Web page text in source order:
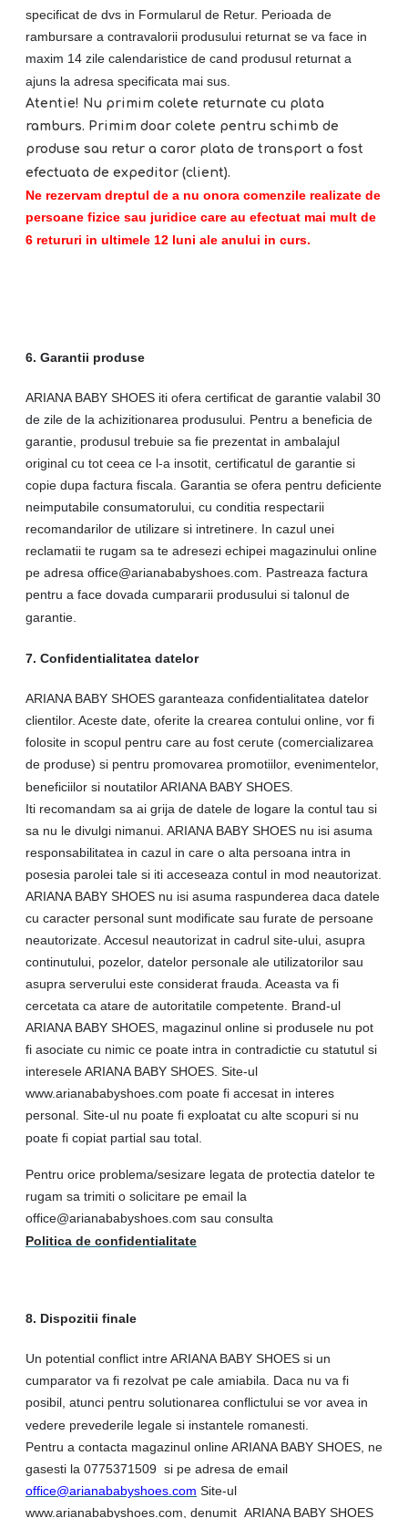
specificat de dvs in Formularul de Retur. Perioada de
rambursare a contravalorii produsului returnat se va face in
maxim 14 zile calendaristice de cand produsul returnat a
ajuns la adresa specificata mai sus.
Atentie! Nu primim colete returnate cu plata
ramburs. Primim doar colete pentru schimb de
produse sau retur a caror plata de transport a fost
efectuata de expeditor (client).
Ne rezervam dreptul de a nu onora comenzile realizate de
persoane fizice sau juridice care au efectuat mai mult de
6 retururi in ultimele 12 luni ale anului in curs.
6. Garantii produse
ARIANA BABY SHOES iti ofera certificat de garantie valabil 30
de zile de la achizitionarea produsului. Pentru a beneficia de
garantie, produsul trebuie sa fie prezentat in ambalajul
original cu tot ceea ce l-a insotit, certificatul de garantie si
copie dupa factura fiscala. Garantia se ofera pentru deficiente
neimputabile consumatorului, cu conditia respectarii
recomandarilor de utilizare si intretinere. In cazul unei
reclamatii te rugam sa te adresezi echipei magazinului online
pe adresa office@arianababyshoes.com. Pastreaza factura
pentru a face dovada cumpararii produsului si talonul de
garantie.
7. Confidentialitatea datelor
ARIANA BABY SHOES garanteaza confidentialitatea datelor
clientilor. Aceste date, oferite la crearea contului online, vor fi
folosite in scopul pentru care au fost cerute (comercializarea
de produse) si pentru promovarea promotiilor, evenimentelor,
beneficiilor si noutatilor ARIANA BABY SHOES.
Iti recomandam sa ai grija de datele de logare la contul tau si
sa nu le divulgi nimanui. ARIANA BABY SHOES nu isi asuma
responsabilitatea in cazul in care o alta persoana intra in
posesia parolei tale si iti acceseaza contul in mod neautorizat.
ARIANA BABY SHOES nu isi asuma raspunderea daca datele
cu caracter personal sunt modificate sau furate de persoane
neautorizate. Accesul neautorizat in cadrul site-ului, asupra
continutului, pozelor, datelor personale ale utilizatorilor sau
asupra serverului este considerat frauda. Aceasta va fi
cercetata ca atare de autoritatile competente. Brand-ul
ARIANA BABY SHOES, magazinul online si produsele nu pot
fi asociate cu nimic ce poate intra in contradictie cu statutul si
interesele ARIANA BABY SHOES. Site-ul
www.arianababyshoes.com poate fi accesat in interes
personal. Site-ul nu poate fi exploatat cu alte scopuri si nu
poate fi copiat partial sau total.
Pentru orice problema/sesizare legata de protectia datelor te
rugam sa trimiti o solicitare pe email la
office@arianababyshoes.com sau consulta
Politica de confidentialitate
8. Dispozitii finale
Un potential conflict intre ARIANA BABY SHOES si un
cumparator va fi rezolvat pe cale amiabila. Daca nu va fi
posibil, atunci pentru solutionarea conflictului se vor avea in
vedere prevederile legale si instantele romanesti.
Pentru a contacta magazinul online ARIANA BABY SHOES, ne
gasesti la 0775371509 si pe adresa de email
office@arianababyshoes.com Site-ul
www.arianababyshoes.com, denumit ARIANA BABY SHOES